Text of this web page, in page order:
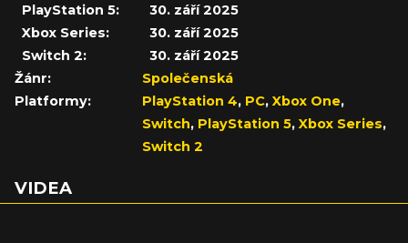
PlayStation 5:
30. září 2025
Xbox Series:
30. září 2025
Switch 2:
30. září 2025
Žánr:
Společenská
Platformy:
PlayStation 4, PC, Xbox One,
Switch, PlayStation 5, Xbox Series,
Switch 2
VIDEA